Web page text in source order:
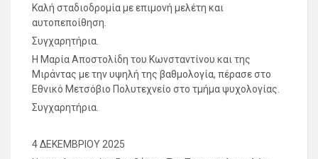
Καλή σταδιοδρομία με επιμονή μελέτη και
αυτοπεποίθηση.
Συγχαρητήρια.
Η Μαρία Αποστολίδη του Κωνσταντίνου και της
Μιράντας με την υψηλή της βαθμολογία, πέρασε στο
Εθνικό Μετσόβιο Πολυτεχνείο στο τμήμα ψυχολογίας.
Συγχαρητήρια.
4 ΔΕΚΕΜΒΡΙΟΥ 2025